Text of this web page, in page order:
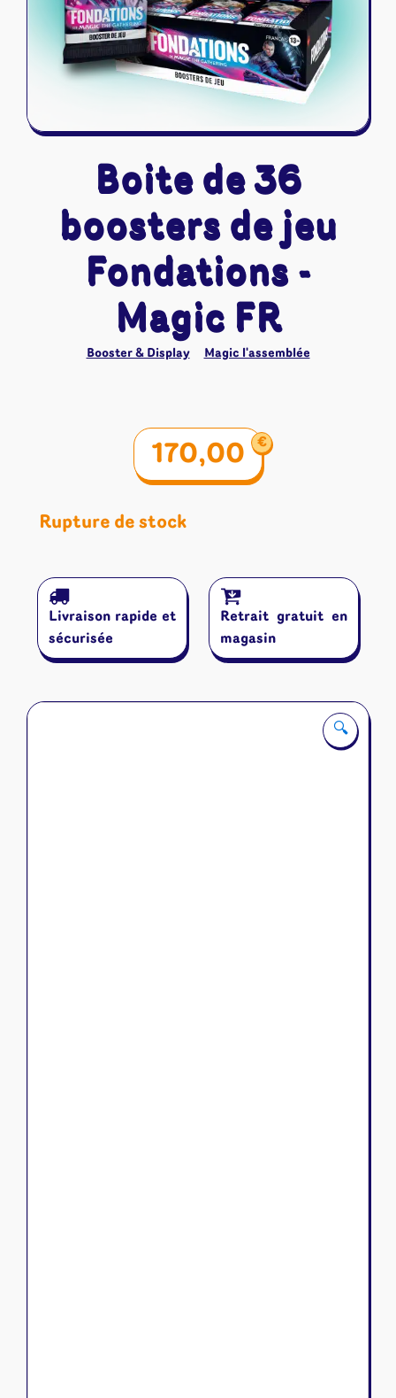
Naruto Mythos
Autres
Tapis de jeu
🔍
Boite de 36
boosters de jeu
Fondations -
Magic FR
Booster & Display Magic l'assemblée
170,00 €
Rupture de stock
Livraison rapide et
sécurisée
Retrait gratuit en
magasin